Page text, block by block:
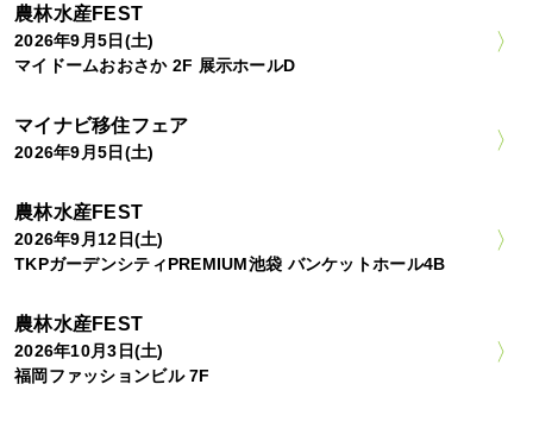
農林水産FEST
2026年9月5日(土)
マイドームおおさか 2F 展示ホールD
マイナビ移住フェア
2026年9月5日(土)
農林水産FEST
2026年9月12日(土)
TKPガーデンシティPREMIUM池袋 バンケットホール4B
農林水産FEST
2026年10月3日(土)
福岡ファッションビル 7F